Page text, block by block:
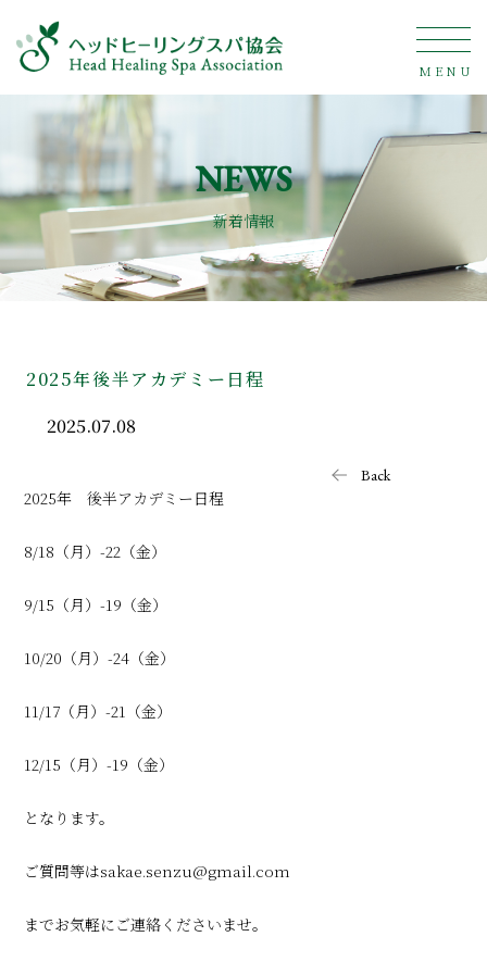
MENU
NEWS
新着情報
2025年後半アカデミー日程
2025.07.08
2025年 後半アカデミー日程
8/18（月）-22（金）
9/15（月）-19（金）
10/20（月）-24（金）
11/17（月）-21（金）
12/15（月）-19（金）
となります。
ご質問等はsakae.senzu@gmail.com
までお気軽にご連絡くださいませ。
Back